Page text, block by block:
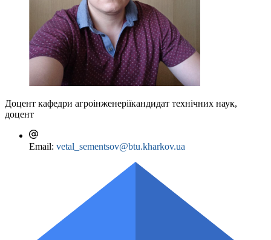
Доцент кафедри агроінженеріїкандидат технічних наук,
доцент
Email: vetal_sementsov@btu.kharkov.ua